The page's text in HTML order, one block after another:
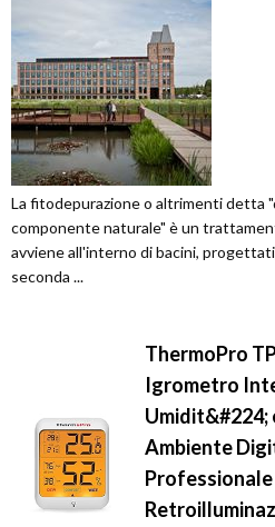
La fitodepurazione o altrimenti detta
componente naturale" è un
avviene all'interno di bacini,
seconda ...
ThermoPro
Igrometro
Umidit&#224;
Ambiente
Professionale